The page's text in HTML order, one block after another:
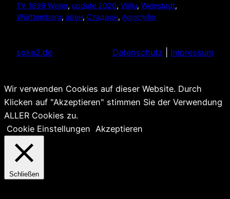
TV 1899 Weiler, update 2020, Völlu, Weinstadt
Württemberg, арен, Стадион, ტფილისი
soke2.de Datenschutz Impressum
Wir verwenden Cookies auf dieser Website. Durch
Klicken auf "Akzeptieren" stimmen Sie der Verwendung
ALLER Cookies zu.
Cookie Einstellungen Akzeptieren
Schließen